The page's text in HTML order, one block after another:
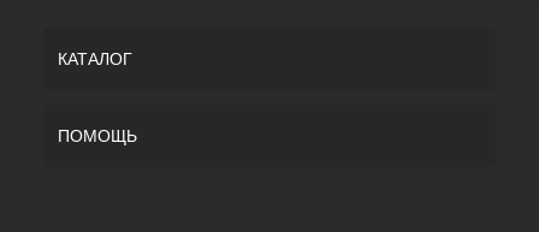
КАТАЛОГ
ПОМОЩЬ